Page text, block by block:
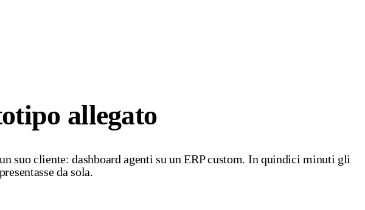
allegato
suo cliente: dashboard agenti su un ERP custom. In quindici minuti gli
da sola.